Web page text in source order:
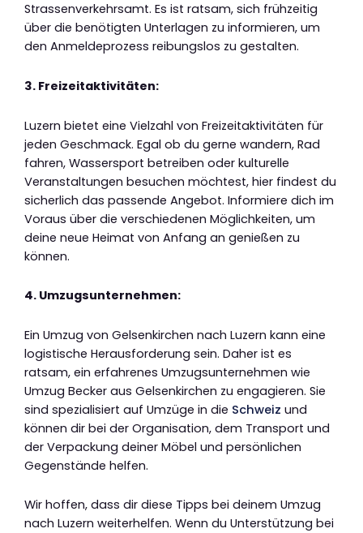
Strassenverkehrsamt. Es ist ratsam, sich frühzeitig
über die benötigten Unterlagen zu informieren, um
den Anmeldeprozess reibungslos zu gestalten.
3. Freizeitaktivitäten:
Luzern bietet eine Vielzahl von Freizeitaktivitäten für
jeden Geschmack. Egal ob du gerne wandern, Rad
fahren, Wassersport betreiben oder kulturelle
Veranstaltungen besuchen möchtest, hier findest du
sicherlich das passende Angebot. Informiere dich im
Voraus über die verschiedenen Möglichkeiten, um
deine neue Heimat von Anfang an genießen zu
können.
4. Umzugsunternehmen:
Ein Umzug von Gelsenkirchen nach Luzern kann eine
logistische Herausforderung sein. Daher ist es
ratsam, ein erfahrenes Umzugsunternehmen wie
Umzug Becker aus Gelsenkirchen zu engagieren. Sie
sind spezialisiert auf Umzüge in die Schweiz und
können dir bei der Organisation, dem Transport und
der Verpackung deiner Möbel und persönlichen
Gegenstände helfen.
Wir hoffen, dass dir diese Tipps bei deinem Umzug
nach Luzern weiterhelfen. Wenn du Unterstützung bei